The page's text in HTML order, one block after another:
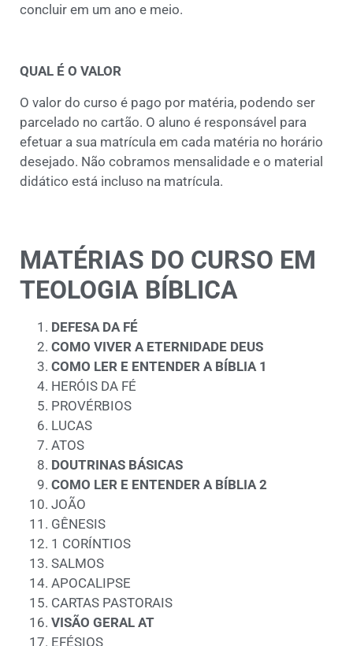
concluir em um ano e meio.
QUAL É O VALOR
O valor do curso é pago por matéria, podendo ser
parcelado no cartão. O aluno é responsável para
efetuar a sua matrícula em cada matéria no horário
desejado. Não cobramos mensalidade e o material
didático está incluso na matrícula.
MATÉRIAS DO CURSO EM
TEOLOGIA BÍBLICA
DEFESA DA FÉ
COMO VIVER A ETERNIDADE DEUS
COMO LER E ENTENDER A BÍBLIA 1
HERÓIS DA FÉ
PROVÉRBIOS
LUCAS
ATOS
DOUTRINAS BÁSICAS
COMO LER E ENTENDER A BÍBLIA 2
JOÃO
GÊNESIS
1 CORÍNTIOS
SALMOS
APOCALIPSE
CARTAS PASTORAIS
VISÃO GERAL AT
EFÉSIOS